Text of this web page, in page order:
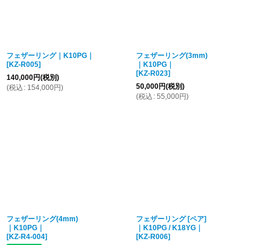
フェザーリング｜K10PG｜
[KZ-R005]
140,000円(税別)
(税込 : 154,000円)
フェザーリング(3mm)
｜K10PG｜
[KZ-R023]
50,000円(税別)
(税込 : 55,000円)
フェザーリング(4mm)
｜K10PG｜
[KZ-R4-004]
フェザーリング [ペア]
｜K10PG / K18YG｜
[KZ-R006]